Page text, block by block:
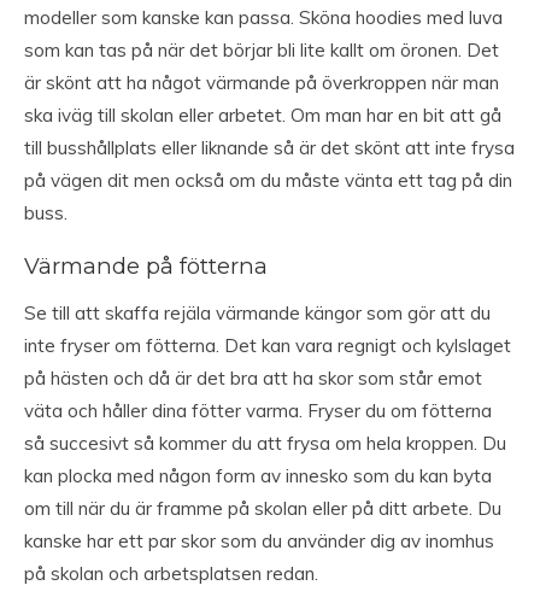
modeller som kanske kan passa. Sköna hoodies med luva
som kan tas på när det börjar bli lite kallt om öronen. Det
är skönt att ha något värmande på överkroppen när man
ska iväg till skolan eller arbetet. Om man har en bit att gå
till busshållplats eller liknande så är det skönt att inte frysa
på vägen dit men också om du måste vänta ett tag på din
buss.
Värmande på fötterna
Se till att skaffa rejäla värmande kängor som gör att du
inte fryser om fötterna. Det kan vara regnigt och kylslaget
på hästen och då är det bra att ha skor som står emot
väta och håller dina fötter varma. Fryser du om fötterna
så succesivt så kommer du att frysa om hela kroppen. Du
kan plocka med någon form av innesko som du kan byta
om till när du är framme på skolan eller på ditt arbete. Du
kanske har ett par skor som du använder dig av inomhus
på skolan och arbetsplatsen redan.